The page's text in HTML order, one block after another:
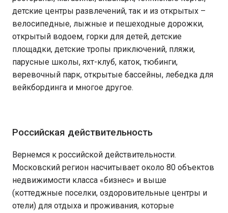
детские центры развлечений, так и из открытых –
велосипедные, лыжные и пешеходные дорожки,
открытый водоем, горки для детей, детские
площадки, детские тропы приключений, пляжи,
парусные школы, яхт-клуб, каток, тюбинги,
веревочный парк, открытые бассейны, лебедка для
вейкбординга и многое другое.
Российская действительность
Вернемся к российской действительности.
Московский регион насчитывает около 80 объектов
недвижимости класса «бизнес» и выше
(коттеджные поселки, оздоровительные центры и
отели) для отдыха и проживания, которые